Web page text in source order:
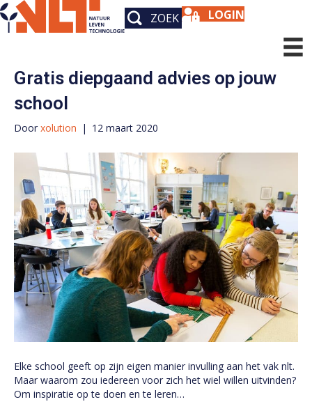
ZOEK LOGIN
Archief voor maart 2020
Gratis diepgaand advies op jouw
school
Door xolution | 12 maart 2020
Elke school geeft op zijn eigen manier invulling aan het vak nlt.
Maar waarom zou iedereen voor zich het wiel willen uitvinden?
Om inspiratie op te doen en te leren…